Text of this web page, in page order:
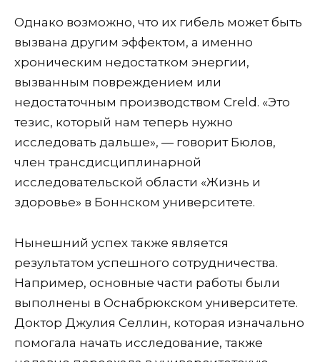
Однако возможно, что их гибель может быть
вызвана другим эффектом, а именно
хроническим недостатком энергии,
вызванным повреждением или
недостаточным производством Creld. «Это
тезис, который нам теперь нужно
исследовать дальше», — говорит Бюлов,
член трансдисциплинарной
исследовательской области «Жизнь и
здоровье» в Боннском университете.
Нынешний успех также является
результатом успешного сотрудничества.
Например, основные части работы были
выполнены в Оснабрюкском университете.
Доктор Джулия Селлин, которая изначально
помогала начать исследование, также